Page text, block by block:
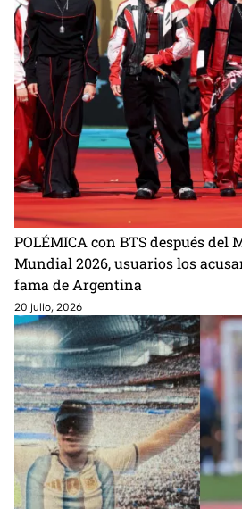
POLÉMICA con BTS después del
Mundial 2026, usuarios los
fama de Argentina
20 julio, 2026